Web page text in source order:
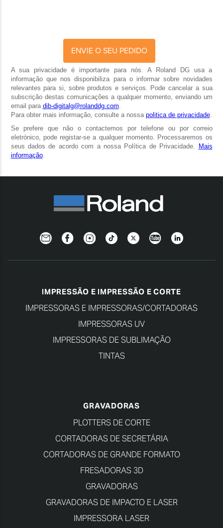
NewsletterFacebookInstagramTikTokTwitterYouTubeLinkedin
IMPRESSÃO E IMPRESSÃO E CORTE
IMPRESSORAS E IMPRESSORAS/CORTADORAS
IMPRESSORAS UV
IMPRESSORAS DE SUBLIMAÇÃO
TINTAS
GRAVADORAS
PLOTTERS DE CORTE
CORTADORAS DE SECRETÁRIA
CORTADORAS DE GRANDE FORMATO
FRESADORAS 3D
GRAVADORAS
GRAVADORAS DE IMPACTO E LASER
IMPRESSORA LASER